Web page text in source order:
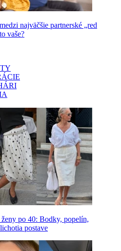
najväčšie partnerské „red
vaše?
po 40: Bodky, popelín,
postave